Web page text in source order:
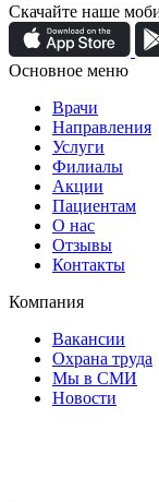
Скачайте наше
Основное меню
Врачи
Направления
Услуги
Филиалы
Акции
Пациентам
О нас
Отзывы
Контакты
Компания
Вакансии
Охрана труда
Мы в СМИ
Новости